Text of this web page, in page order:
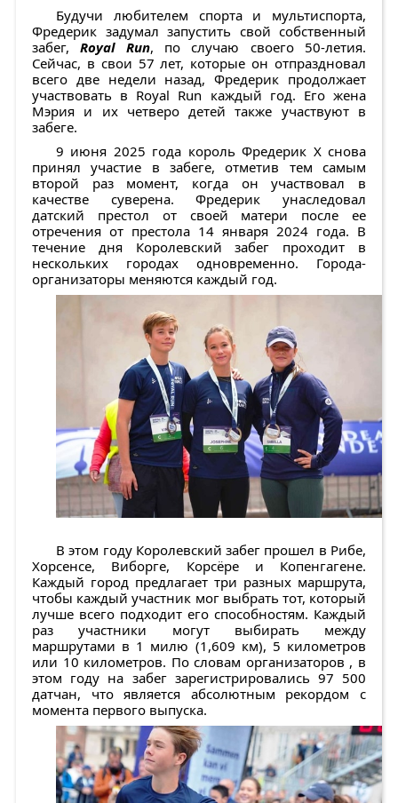
Будучи любителем спорта и мультиспорта,
Фредерик задумал запустить свой собственный
забег,Royal Run, по случаю своего 50-летия.
Сейчас, в свои 57 лет, которые он отпраздновал
всего две недели назад, Фредерик продолжает
участвовать в Royal Run каждый год. Его жена
Мэрия и их четверо детей также участвуют в
забеге.
9 июня 2025 года король Фредерик X снова
принял участие в забеге, отметив тем самым
второй раз момент, когда он участвовал в
качестве суверена. Фредерик унаследовал
датский престол от своей матери после ее
отречения от престола 14 января 2024 года. В
течение дня Королевский забег проходит в
нескольких городах одновременно. Города-
организаторы меняются каждый год.
В этом году Королевский забег прошел в Рибе,
Хорсенсе, Виборге, Корсёре и Копенгагене.
Каждый город предлагает три разных маршрута,
чтобы каждый участник мог выбрать тот, который
лучше всего подходит его способностям. Каждый
раз участники могут выбирать между
маршрутами в 1 милю (1,609 км), 5 километров
или 10 километров. По словам организаторов , в
этом году на забег зарегистрировались 97 500
датчан, что является абсолютным рекордом с
момента первого выпуска.